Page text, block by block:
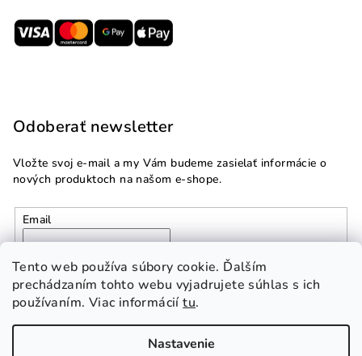
Tento web používa súbory cookie. Ďalším
prechádzaním tohto webu vyjadrujete súhlas s ich
používaním. Viac informáciítu.
Nastavenie
Odoberať newsletter
Vložte svoj e-mail a my Vám budeme zasielať informácie o
nových produktoch na našom e-shope.
Email
Vložením e-mailu súhlasíte s
podmienkami ochrany
osobných údajov
Prihlásiť sa